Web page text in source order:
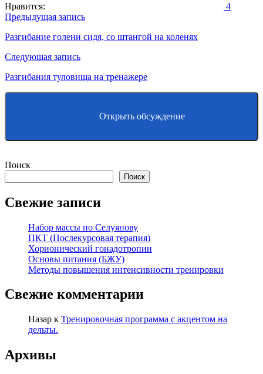
Нравится: 4
Навигация
по
записям
Предыдущая запись
Разгибание голени сидя, со штангой на коленях
Следующая запись
Разгибания туловища на тренажере
Открыть обсуждение
Поиск
Поиск
Свежие записи
Набор массы по Селуянову
ПКТ (Послекурсовая терапия)
Хорионический гонадотропин
Основы питания (БЖУ)
Методы повышения интенсивности тренировки
Свежие комментарии
Назар к Тренировочная программа с акцентом на
дельты.
Архивы